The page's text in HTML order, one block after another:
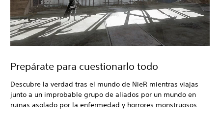
Prepárate para cuestionarlo todo
Descubre la verdad tras el mundo de NieR mientras viajas
junto a un improbable grupo de aliados por un mundo en
ruinas asolado por la enfermedad y horrores monstruosos.